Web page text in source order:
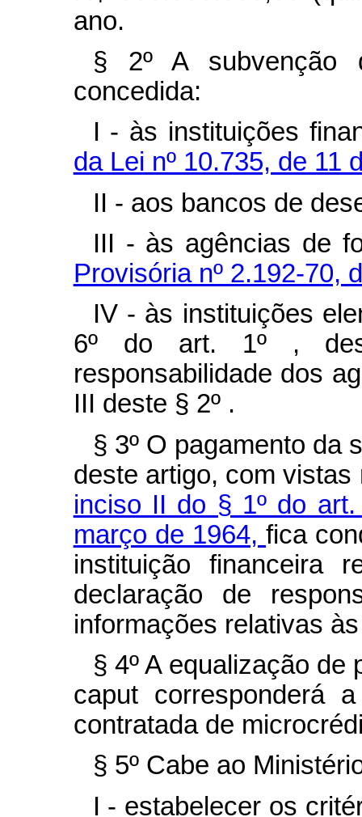
ano.
§ 2º A
concedida:
I - às instituições
da Lei nº 10.735, de 11
II - aos bancos de
III - às agências de
Provisória nº 2.192-70,
IV - às instituições
6º do art. 1º ,
responsabilidade dos
III deste § 2º .
§ 3º O pagamento da
deste artigo, com
inciso II do § 1º do
março de 1964, fica
instituição financeira
declaração de
informações relativas
§ 4º A equalização
caput corresponderá
contratada de
§ 5º Cabe ao
I - estabelecer os